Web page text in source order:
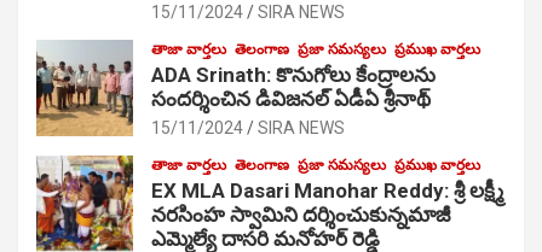
15/11/2024 SIRA NEWS
తాజా వార్తలు తెలంగాణ ప్రజా సమస్యలు ప్రముఖ వార్తలు
ADA Srinath: కొనుగోలు కేంద్రాల‌ను
సంద‌ర్శించిన డివిజనల్ ఏడీఏ శ్రీనాథ్
15/11/2024 SIRA NEWS
తాజా వార్తలు తెలంగాణ ప్రజా సమస్యలు ప్రముఖ వార్తలు
EX MLA Dasari Manohar Reddy: శ్రీ లక్ష్మీ
నరసింహ స్వామిని దర్శించుకున్నమాజీ
ఎమ్మెల్యే దాసరి మనోహర్ రెడ్డి